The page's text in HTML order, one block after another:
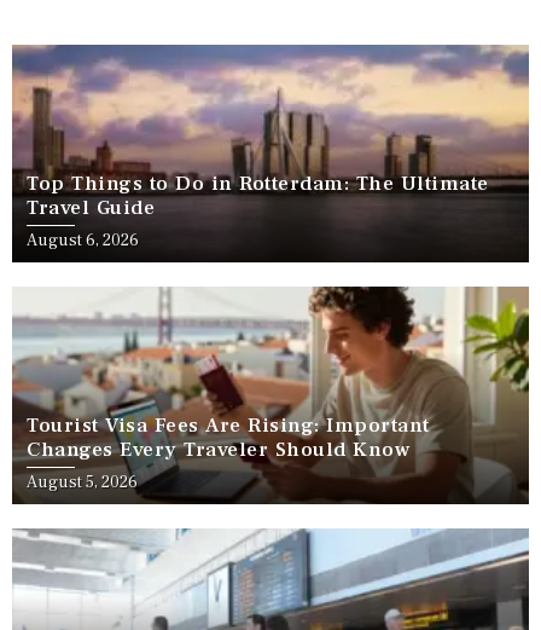
Top Things to Do in Rotterdam: The Ultimate
Travel Guide
August 6, 2026
Tourist Visa Fees Are Rising: Important
Changes Every Traveler Should Know
August 5, 2026